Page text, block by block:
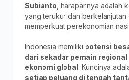
Subianto , harapannya adalah
yang terukur dan berkelanjutan
memperkuat perekonomian
Indonesia memiliki potensi
dari sekadar pemain
ekonomi global. Kuncinya
setiap peluang di tengah